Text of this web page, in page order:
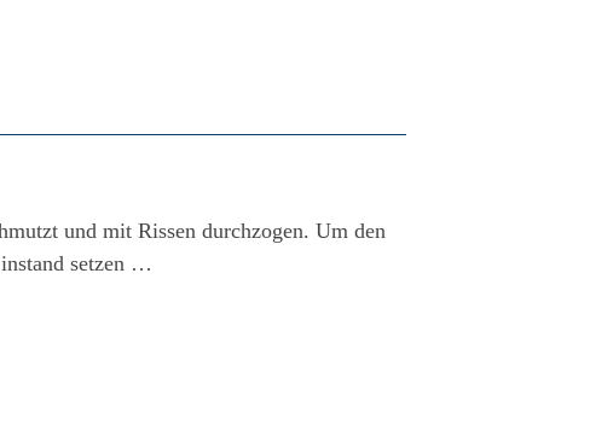
und mit Rissen durchzogen. Um den
setzen …